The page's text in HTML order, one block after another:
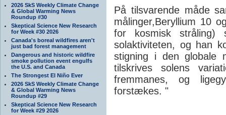
2026 SkS Weekly Climate Change
& Global Warming News
Roundup #30
Skeptical Science New Research
for Week #30 2026
Canada's boreal wildfires aren't
just bad forest management
Dangerous and historic wildfire
smoke pollution event engulfs
the U.S. and Canada
The Strongest El Niño Ever
2026 SkS Weekly Climate Change
& Global Warming News
Roundup #29
Skeptical Science New Research
for Week #29 2026
På tilsvarende måde
målinger,Beryllium 10
for kosmisk
solaktiviteten, og han
stigning i den globale
tilskrives solens
fremmanes, og
forstækes. "